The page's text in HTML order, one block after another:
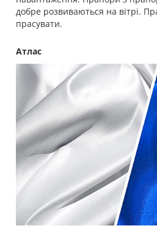
добре розвиваються на вітрі.
прасувати.
Атлас